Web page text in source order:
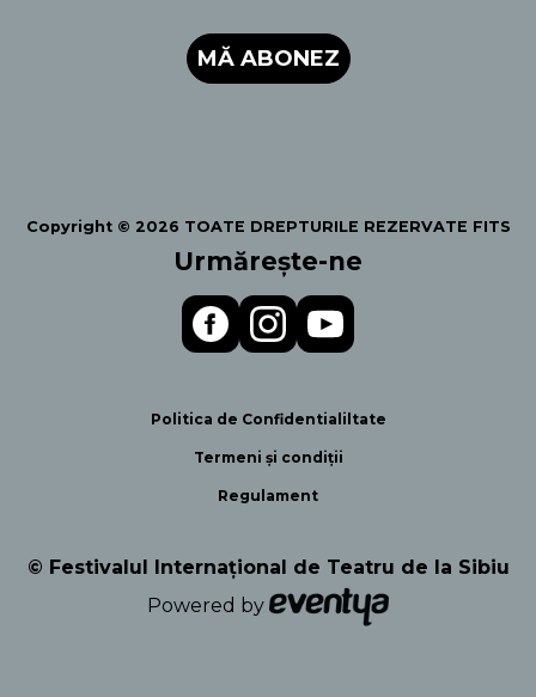
MĂ ABONEZ
Copyright © 2026 TOATE DREPTURILE REZERVATE FITS
Urmărește-ne
Politica de Confidentialiltate
Termeni și condiții
Regulament
© Festivalul Internațional de Teatru de la Sibiu
Powered by